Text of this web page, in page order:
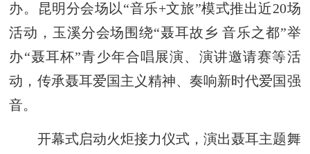
办。昆明分会场以“音乐+文旅”模式推出近20场
活动，玉溪分会场围绕“聂耳故乡 音乐之都”举
办“聂耳杯”青少年合唱展演、演讲邀请赛等活
动，传承聂耳爱国主义精神、奏响新时代爱国强
音。
开幕式启动火炬接力仪式，演出聂耳主题舞